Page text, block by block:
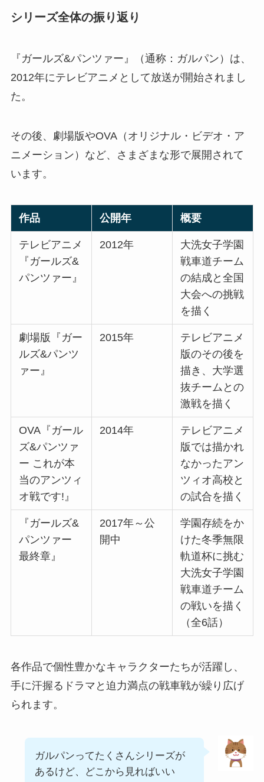
シリーズ全体の振り返り
『ガールズ&パンツァー』（通称：ガルパン）は、
2012年にテレビアニメとして放送が開始されまし
た。
その後、劇場版やOVA（オリジナル・ビデオ・ア
ニメーション）など、さまざまな形で展開されて
います。
作品 公開年 概要
テレビアニメ
『ガールズ&
パンツァー』
2012年
大洗女子学園
戦車道チーム
の結成と全国
大会への挑戦
を描く
劇場版『ガー
ルズ&パンツ
ァー』
2015年
テレビアニメ
版のその後を
描き、大学選
抜チームとの
激戦を描く
OVA『ガール
ズ&パンツァ
ー これが本
当のアンツィ
オ戦です!』
2014年
テレビアニメ
版では描かれ
なかったアン
ツィオ高校と
の試合を描く
『ガールズ&
パンツァー
最終章』
2017年～公
開中
学園存続をか
けた冬季無限
軌道杯に挑む
大洗女子学園
戦車道チーム
の戦いを描く
（全6話）
各作品で個性豊かなキャラクターたちが活躍し、
手に汗握るドラマと迫力満点の戦車戦が繰り広げ
られます。
ガルパンってたくさんシリーズが
あるけど、どこから見ればいい